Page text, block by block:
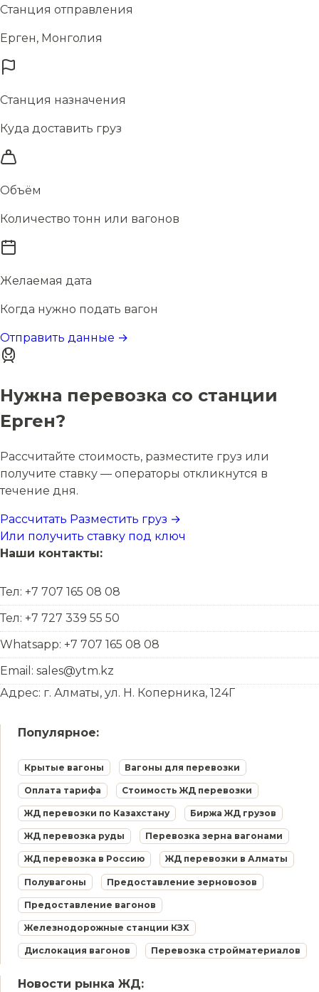
Станция отправления
Ерген, Монголия
Станция назначения
Куда доставить груз
Объём
Количество тонн или вагонов
Желаемая дата
Когда нужно подать вагон
Отправить данные →
Нужна перевозка со станции
Ерген?
Рассчитайте стоимость, разместите груз или
получите ставку — операторы откликнутся в
течение дня.
Рассчитать Разместить груз →
Или получить ставку под ключ
Наши контакты:
Тел: +7 707 165 08 08
Тел: +7 727 339 55 50
Whatsapp: +7 707 165 08 08
Email: sales@ytm.kz
Адрес: г. Алматы, ул. Н. Коперника, 124Г
Популярное:
Крытые вагоны Вагоны для перевозки
Оплата тарифа Стоимость ЖД перевозки
ЖД перевозки по Казахстану Биржа ЖД грузов
ЖД перевозка руды Перевозка зерна вагонами
ЖД перевозка в Россию ЖД перевозки в Алматы
Полувагоны Предоставление зерновозов
Предоставление вагонов
Железнодорожные станции КЗХ
Дислокация вагонов Перевозка стройматериалов
Новости рынка ЖД: